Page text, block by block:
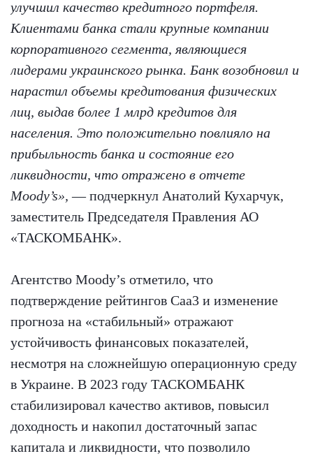
улучшил качество кредитного портфеля.
Клиентами банка стали крупные компании
корпоративного сегмента, являющиеся
лидерами украинского рынка. Банк возобновил и
нарастил объемы кредитования физических
лиц, выдав более 1 млрд кредитов для
населения. Это положительно повлияло на
прибыльность банка и состояние его
ликвидности, что отражено в отчете
Moody’s», — подчеркнул Анатолий Кухарчук,
заместитель Председателя Правления АО
«ТАСКОМБАНК».
Агентство Moody’s отметило, что
подтверждение рейтингов Caa3 и изменение
прогноза на «стабильный» отражают
устойчивость финансовых показателей,
несмотря на сложнейшую операционную среду
в Украине. В 2023 году ТАСКОМБАНК
стабилизировал качество активов, повысил
доходность и накопил достаточный запас
капитала и ликвидности, что позволило